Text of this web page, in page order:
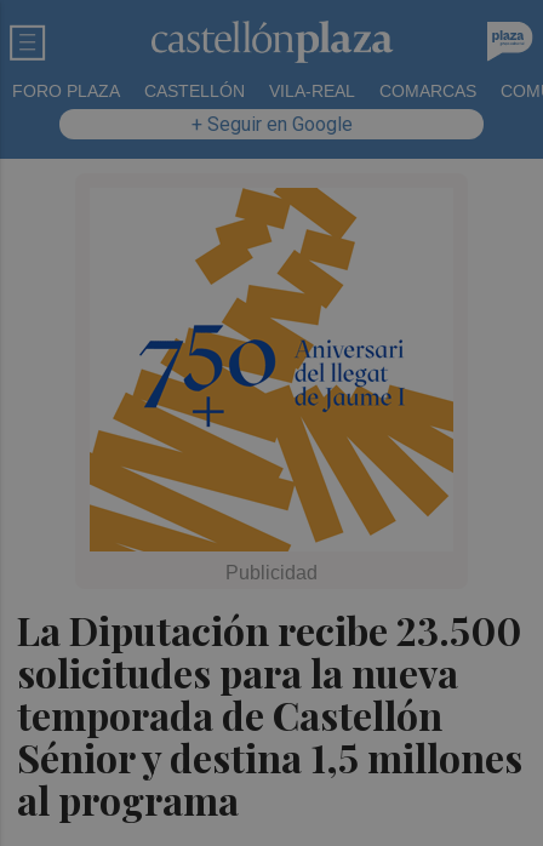
FORO PLAZA CASTELLÓN VILA-REAL COMARCAS
+ Seguir en Google
La Diputación recibe 23.500
solicitudes para la nueva
temporada de Castellón
Sénior y destina 1,5 millones
al programa